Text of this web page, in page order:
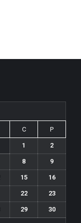
C P
1 2
8 9
15 16
22 23
29 30